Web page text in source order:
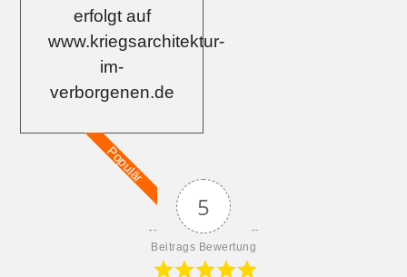
erfolgt auf
www.kriegsarchitektur-
im-
verborgenen.de
Populär
5
Beitrags Bewertung